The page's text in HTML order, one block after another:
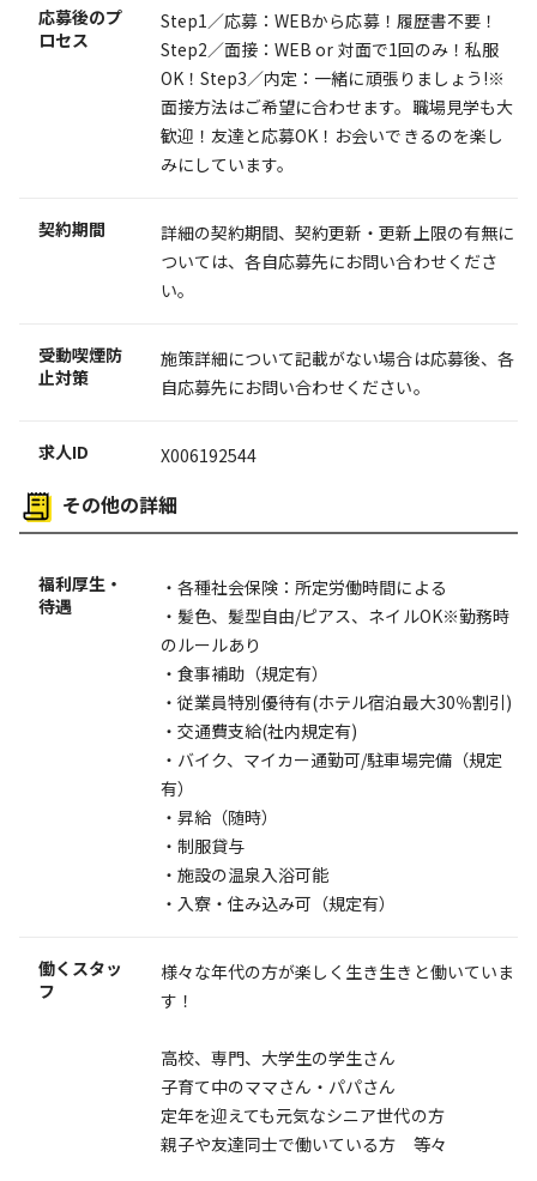
応募後のプ
ロセス
Step1／応募：WEBから応募！履歴書不要！
Step2／面接：WEB or 対面で1回のみ！私服
OK！Step3／内定：一緒に頑張りましょう!※
面接方法はご希望に合わせます。職場見学も大
歓迎！友達と応募OK！お会いできるのを楽し
みにしています。
契約期間
詳細の契約期間、契約更新・更新上限の有無に
ついては、各自応募先にお問い合わせくださ
い。
受動喫煙防
止対策
施策詳細について記載がない場合は応募後、各
自応募先にお問い合わせください。
求人ID X006192544
その他の詳細
福利厚生・
待遇
・各種社会保険：所定労働時間による
・髪色、髪型自由/ピアス、ネイルOK※勤務時
のルールあり
・食事補助（規定有）
・従業員特別優待有(ホテル宿泊最大30％割引)
・交通費支給(社内規定有)
・バイク、マイカー通勤可/駐車場完備（規定
有）
・昇給（随時）
・制服貸与
・施設の温泉入浴可能
・入寮・住み込み可（規定有）
働くスタッ
フ
様々な年代の方が楽しく生き生きと働いていま
す！
高校、専門、大学生の学生さん
子育て中のママさん・パパさん
定年を迎えても元気なシニア世代の方
親子や友達同士で働いている方 等々